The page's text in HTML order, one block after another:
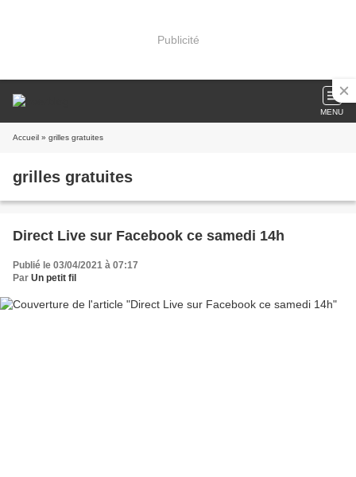
Publicité
MENU
Accueil » grilles gratuites
grilles gratuites
Direct Live sur Facebook ce samedi 14h
Publié le 03/04/2021 à 07:17
Par Un petit fil